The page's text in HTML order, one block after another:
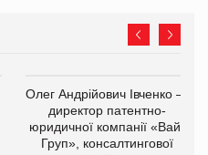
Олег Андрійович Івченко —
директор патентно-
юридичної компанії «Вайз
Груп», консалтингової